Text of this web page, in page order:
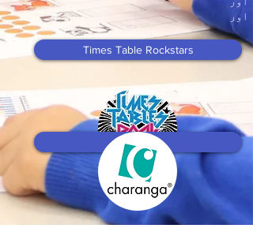
اور
Times Table Rockstars
Charanga